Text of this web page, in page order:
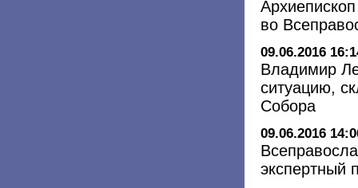
во
09.06.2016
Владимир
ситуацию,
Собора
09.06.2016
экспертный